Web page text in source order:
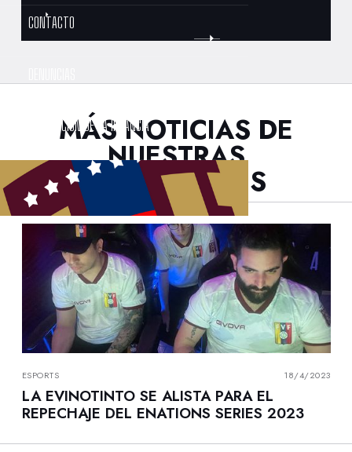
CONTACTO
PROTECCIÓN DE LA INFANCIA
MÁS NOTICIAS DE
NUESTRAS
SELECCIONES
ESPORTS 18/4/2023
LA EVINOTINTO SE ALISTA PARA EL
REPECHAJE DEL ENATIONS SERIES 2023